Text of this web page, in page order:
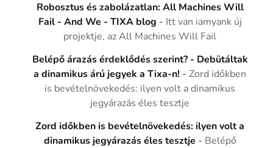
Robosztus és zabolázatlan: All Machines Will
Fail - And We - TIXA blog - Itt van iamyank új
projektje, az All Machines Will Fail
Belépő árazás érdeklődés szerint? - Debütáltak
a dinamikus árú jegyek a Tixa-n! -Zord időkben
is bevételnövekedés: ilyen volt a dinamikus
jegyárazás éles tesztje
Zord időkben is bevételnövekedés: ilyen volt a
dinamikus jegyárazás éles tesztje - Belépő